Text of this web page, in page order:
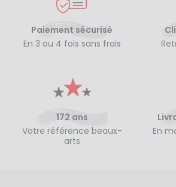
Paiement sécurisé
En 3 ou 4 fois sans frais
172 ans
Votre référence beaux-
arts
En